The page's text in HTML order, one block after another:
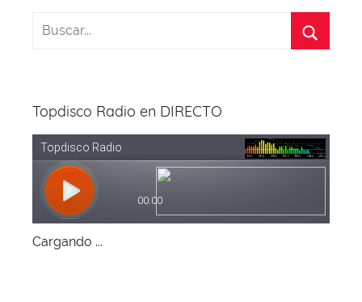
Topdisco Radio en DIRECTO
Cargando ...